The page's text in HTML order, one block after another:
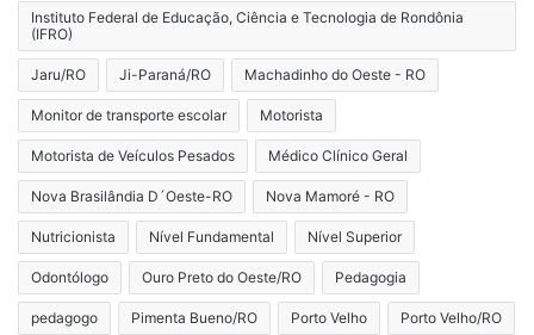
Instituto Federal de Educação, Ciência e Tecnologia de Rondônia
(IFRO)
Jaru/RO Ji-Paraná/RO Machadinho do Oeste - RO
Monitor de transporte escolar Motorista
Motorista de Veículos Pesados Médico Clínico Geral
Nova Brasilândia D´Oeste-RO Nova Mamoré - RO
Nutricionista Nível Fundamental Nível Superior
Odontólogo Ouro Preto do Oeste/RO Pedagogia
pedagogo Pimenta Bueno/RO Porto Velho Porto Velho/RO